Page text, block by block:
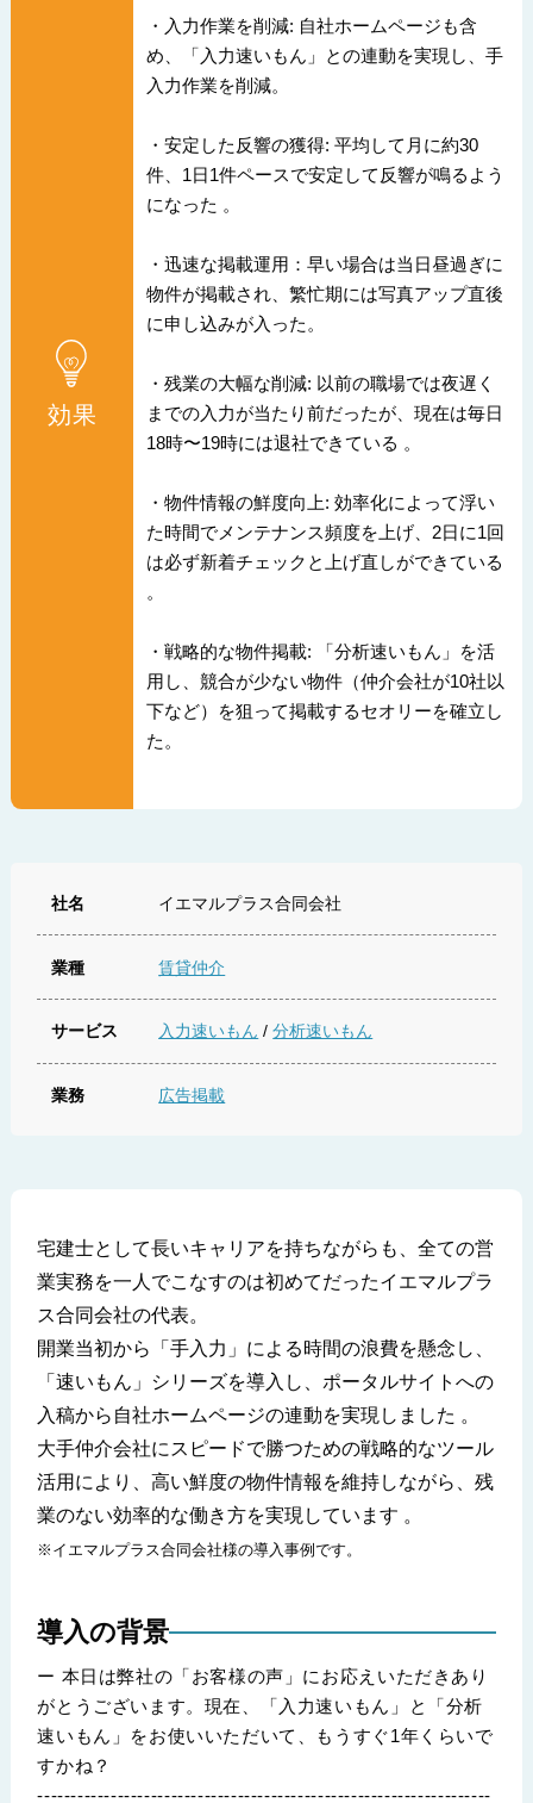
効果
・入力作業を削減: 自社ホームページも含
め、「入力速いもん」との連動を実現し、手
入力作業を削減。
・安定した反響の獲得: 平均して月に約30
件、1日1件ペースで安定して反響が鳴るよう
になった 。
・迅速な掲載運用：早い場合は当日昼過ぎに
物件が掲載され、繁忙期には写真アップ直後
に申し込みが入った。
・残業の大幅な削減: 以前の職場では夜遅く
までの入力が当たり前だったが、現在は毎日
18時〜19時には退社できている 。
・物件情報の鮮度向上: 効率化によって浮い
た時間でメンテナンス頻度を上げ、2日に1回
は必ず新着チェックと上げ直しができている
。
・戦略的な物件掲載: 「分析速いもん」を活
用し、競合が少ない物件（仲介会社が10社以
下など）を狙って掲載するセオリーを確立し
た。
社名 イエマルプラス合同会社
業種 賃貸仲介
サービス 入力速いもん /分析速いもん
業務 広告掲載
宅建士として長いキャリアを持ちながらも、全ての営
業実務を一人でこなすのは初めてだったイエマルプラ
ス合同会社の代表。
開業当初から「手入力」による時間の浪費を懸念し、
「速いもん」シリーズを導入し、ポータルサイトへの
入稿から自社ホームページの連動を実現しました 。
大手仲介会社にスピードで勝つための戦略的なツール
活用により、高い鮮度の物件情報を維持しながら、残
業のない効率的な働き方を実現しています 。
※イエマルプラス合同会社様の導入事例です。
導入の背景
ー 本日は弊社の「お客様の声」にお応えいただきあり
がとうございます。現在、「入力速いもん」と「分析
速いもん」をお使いいただいて、もうすぐ1年くらいで
すかね？
--------------------------------------------------------------------